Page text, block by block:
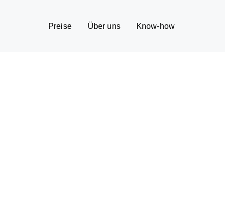
Preise Über uns Know-how